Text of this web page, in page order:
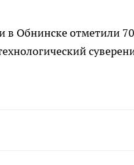
в Обнинске отметили